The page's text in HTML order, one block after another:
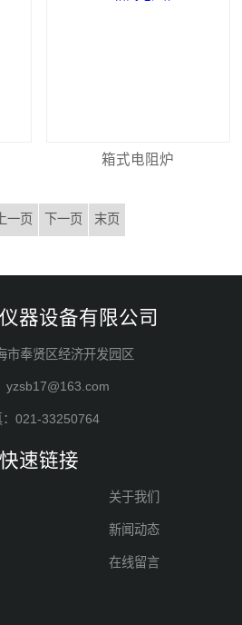
箱式电阻炉
上一页 下一页 末页
器设备有限公司
市奉贤区经济开发园区
yzsb17@163.com
：021-33250764
快速链接
关于我们
新闻动态
在线留言